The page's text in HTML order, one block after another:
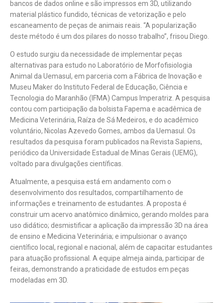
bancos de dados online e são impressos em 3D, utilizando
material plástico fundido, técnicas de vetorização e pelo
escaneamento de peças de animais reais. “A popularização
deste método é um dos pilares do nosso trabalho”, frisou Diego.
O estudo surgiu da necessidade de implementar peças
alternativas para estudo no Laboratório de Morfofisiologia
Animal da Uemasul, em parceria com a Fábrica de Inovação e
Museu Maker do Instituto Federal de Educação, Ciência e
Tecnologia do Maranhão (IFMA) Campus Imperatriz. A pesquisa
contou com participação da bolsista Fapema e acadêmica de
Medicina Veterinária, Raíza de Sá Medeiros, e do acadêmico
voluntário, Nicolas Azevedo Gomes, ambos da Uemasul. Os
resultados da pesquisa foram publicados na Revista Sapiens,
periódico da Universidade Estadual de Minas Gerais (UEMG),
voltado para divulgações científicas.
Atualmente, a pesquisa está em andamento com o
desenvolvimento dos resultados, compartilhamento de
informações e treinamento de estudantes. A proposta é
construir um acervo anatômico dinâmico, gerando moldes para
uso didático; desmistificar a aplicação da impressão 3D na área
de ensino e Medicina Veterinária; e impulsionar o avanço
científico local, regional e nacional, além de capacitar estudantes
para atuação profissional. A equipe almeja ainda, participar de
feiras, demonstrando a praticidade de estudos em peças
modeladas em 3D.